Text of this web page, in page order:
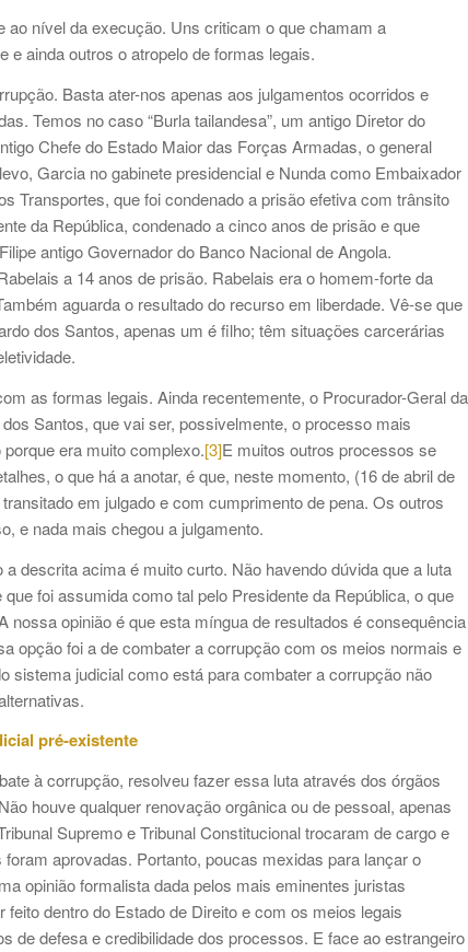
nível da execução. Uns criticam o que chamam a
ainda outros o atropelo de formas legais.
Basta ater-nos apenas aos julgamentos ocorridos e
Temos no caso “Burla tailandesa”, um antigo Diretor do
Chefe do Estado Maior das Forças Armadas, o general
Garcia no gabinete presidencial e Nunda como Embaixador
Transportes, que foi condenado a prisão efetiva com trânsito
da República, condenado a cinco anos de prisão e que
antigo Governador do Banco Nacional de Angola.
a 14 anos de prisão. Rabelais era o homem-forte da
aguarda o resultado do recurso em liberdade. Vê-se que
dos Santos, apenas um é filho; têm situações carcerárias
as formas legais. Ainda recentemente, o Procurador-Geral da
Santos, que vai ser, possivelmente, o processo mais
era muito complexo.[3]E muitos outros processos se
o que há a anotar, é que, neste momento, (16 de abril de
em julgado e com cumprimento de pena. Os outros
e nada mais chegou a julgamento.
descrita acima é muito curto. Não havendo dúvida que a luta
foi assumida como tal pelo Presidente da República, o que
opinião é que esta míngua de resultados é consequência
opção foi a de combater a corrupção com os meios normais e
sistema judicial como está para combater a corrupção não
pré-existente
à corrupção, resolveu fazer essa luta através dos órgãos
houve qualquer renovação orgânica ou de pessoal, apenas
Supremo e Tribunal Constitucional trocaram de cargo e
aprovadas. Portanto, poucas mexidas para lançar o
opinião formalista dada pelos mais eminentes juristas
dentro do Estado de Direito e com os meios legais
de defesa e credibilidade dos processos. E face ao estrangeiro